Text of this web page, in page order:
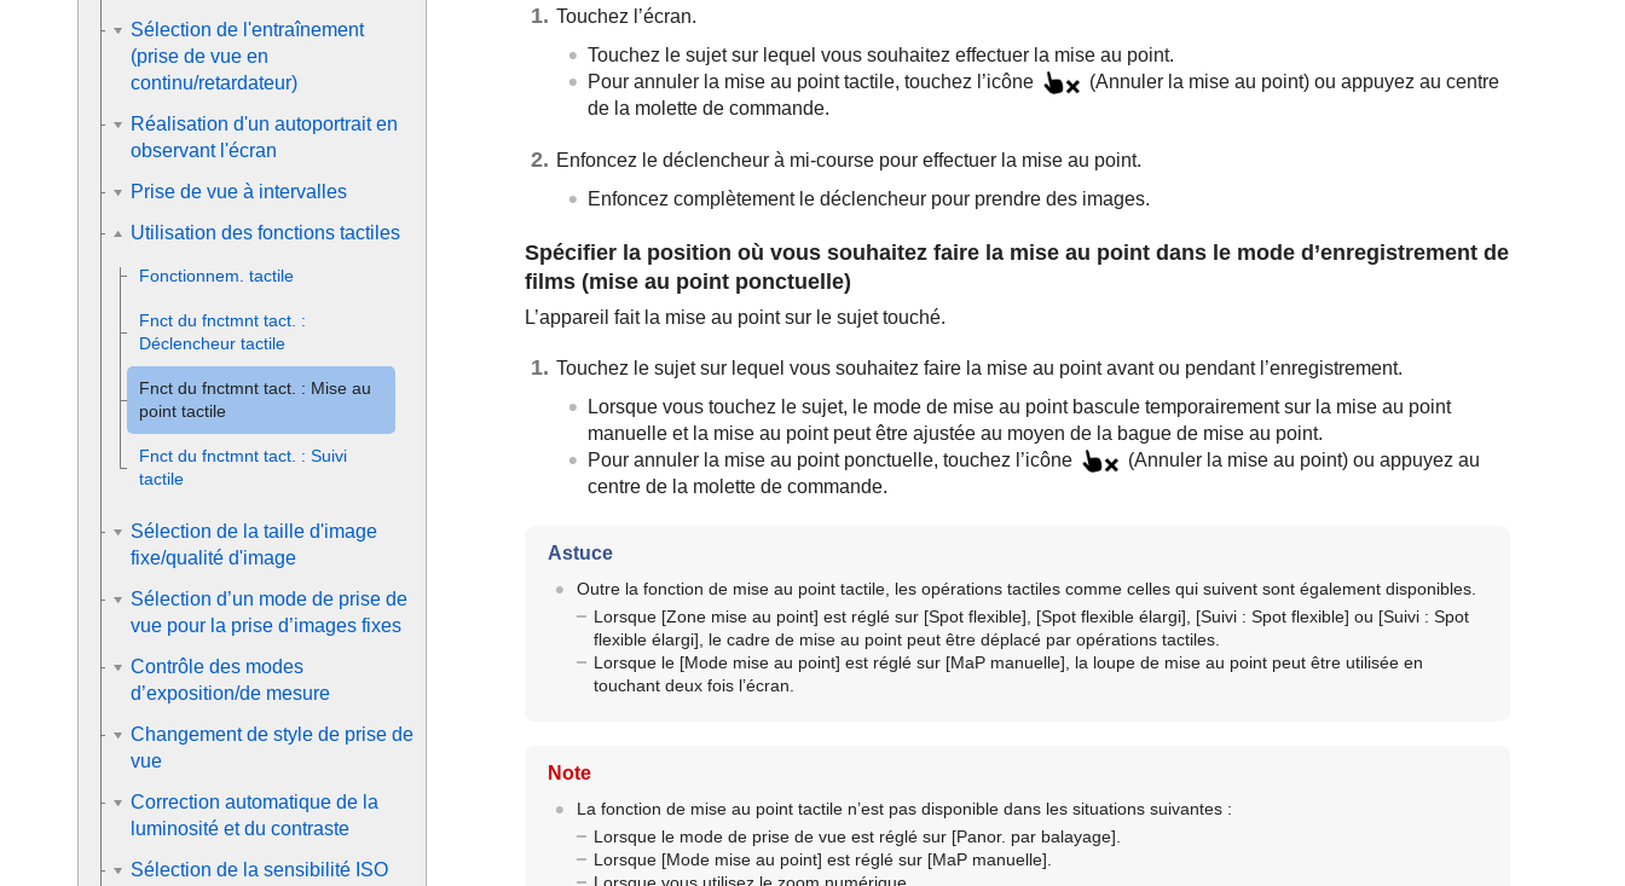
Touchez l’écran.
Touchez le sujet sur lequel vous souhaitez effectuer la mise au point.
Pour annuler la mise au point tactile, touchez l’icône
(Annuler la mise au point) ou appuyez au centre
de la molette de commande.
Enfoncez le déclencheur à mi-course pour effectuer la mise au point.
Enfoncez complètement le déclencheur pour prendre des images.
Spécifier la position où vous souhaitez faire la mise au point dans le mode d’enregistrement de
films (mise au point ponctuelle)
L’appareil fait la mise au point sur le sujet touché.
Touchez le sujet sur lequel vous souhaitez faire la mise au point avant ou pendant l’enregistrement.
Lorsque vous touchez le sujet, le mode de mise au point bascule temporairement sur la mise au point
manuelle et la mise au point peut être ajustée au moyen de la bague de mise au point.
Pour annuler la mise au point ponctuelle, touchez l’icône
(Annuler la mise au point) ou appuyez au
centre de la molette de commande.
Astuce
Outre la fonction de mise au point tactile, les opérations tactiles comme celles qui suivent sont également disponibles.
Lorsque [Zone mise au point] est réglé sur [Spot flexible], [Spot flexible élargi], [Suivi : Spot flexible] ou [Suivi : Spot
flexible élargi], le cadre de mise au point peut être déplacé par opérations tactiles.
Lorsque le [Mode mise au point] est réglé sur [MaP manuelle], la loupe de mise au point peut être utilisée en
touchant deux fois l’écran.
Note
La fonction de mise au point tactile n’est pas disponible dans les situations suivantes :
Lorsque le mode de prise de vue est réglé sur [Panor. par balayage].
Lorsque [Mode mise au point] est réglé sur [MaP manuelle].
Sélection de l'entraînement
(prise de vue en
continu/retardateur)
Réalisation d'un autoportrait en
observant l'écran
Prise de vue à intervalles
Utilisation des fonctions tactiles
Fonctionnem. tactile
Fnct du fnctmnt tact. :
Déclencheur tactile
Fnct du fnctmnt tact. : Mise au
point tactile
Fnct du fnctmnt tact. : Suivi
tactile
Sélection de la taille d'image
fixe/qualité d'image
Sélection d’un mode de prise de
vue pour la prise d’images fixes
Contrôle des modes
d’exposition/de mesure
Changement de style de prise de
vue
Correction automatique de la
luminosité et du contraste
Sélection de la sensibilité ISO